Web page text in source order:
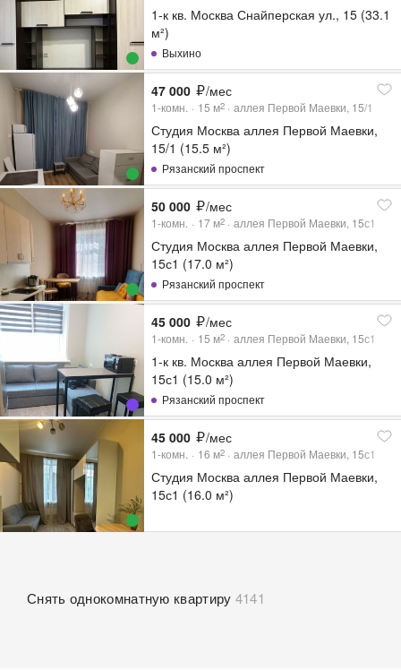
1-к кв. Москва Снайперская ул., 15 (33.1
м²)
Выхино
47 000 /мес
1-комн. 15 м2 аллея Первой Маевки, 15/1
Студия Москва аллея Первой Маевки,
15/1 (15.5 м²)
Рязанский проспект
50 000 /мес
1-комн. 17 м2 аллея Первой Маевки, 15с1
Студия Москва аллея Первой Маевки,
15с1 (17.0 м²)
Рязанский проспект
45 000 /мес
1-комн. 15 м2 аллея Первой Маевки, 15с1
1-к кв. Москва аллея Первой Маевки,
15с1 (15.0 м²)
Рязанский проспект
45 000 /мес
1-комн. 16 м2 аллея Первой Маевки, 15с1
Студия Москва аллея Первой Маевки,
15с1 (16.0 м²)
Снять однокомнатную квартиру 4141